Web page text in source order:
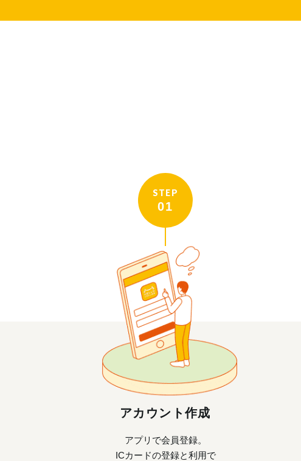
STEP
01
アカウント作成
アプリで会員登録。
ICカードの登録と利用で